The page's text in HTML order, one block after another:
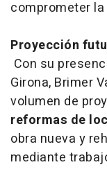
comprometer
Proyección
Con su
Girona, Brimer
volumen de
reformas de
obra nueva y
mediante